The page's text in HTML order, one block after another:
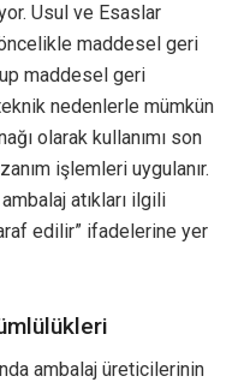
Usul ve Esaslar
öncelikle maddesel geri
maddesel geri
nedenlerle mümkün
olarak kullanımı son
işlemleri uygulanır.
atıkları ilgili
edilir” ifadelerine yer
ambalaj üreticilerinin